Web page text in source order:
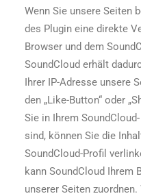
Wenn Sie unsere Seiten
des Plugin eine direkte
Browser und dem
SoundCloud erhält
Ihrer IP-Adresse unsere
den „Like-Button“ oder
Sie in Ihrem
sind, können Sie die
SoundCloud-Profil
kann SoundCloud Ihrem
unserer Seiten